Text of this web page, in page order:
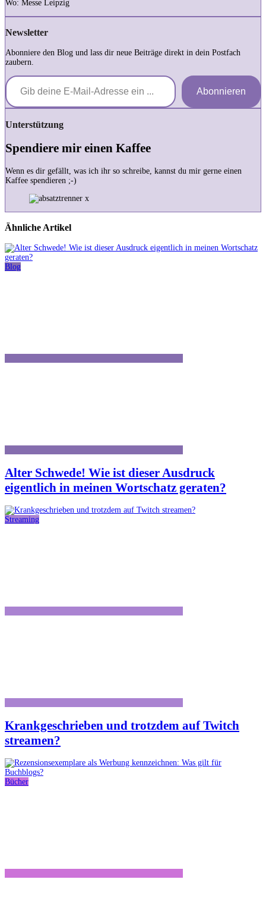
Wo: Messe Leipzig
Newsletter
Abonniere den Blog und lass dir neue Beiträge direkt in dein Postfach
zaubern.
Gib deine E-Mail-Adresse ein ...
Abonnieren
Unterstützung
Spendiere mir einen Kaffee
Wenn es dir gefällt, was ich ihr so schreibe, kannst du mir gerne einen
Kaffee spendieren ;-)
Ähnliche Artikel
Blog
Alter Schwede! Wie ist dieser Ausdruck
eigentlich in meinen Wortschatz geraten?
Streaming
Krankgeschrieben und trotzdem auf Twitch
streamen?
Bücher